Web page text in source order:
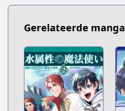
Gerelateerde manga